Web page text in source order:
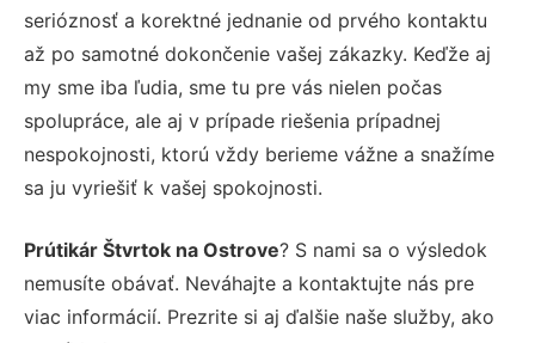
serióznosť a korektné jednanie od prvého kontaktu
až po samotné dokončenie vašej zákazky. Keďže aj
my sme iba ľudia, sme tu pre vás nielen počas
spolupráce, ale aj v prípade riešenia prípadnej
nespokojnosti, ktorú vždy berieme vážne a snažíme
sa ju vyriešiť k vašej spokojnosti.
Prútikár Štvrtok na Ostrove? S nami sa o výsledok
nemusíte obávať. Neváhajte a kontaktujte nás pre
viac informácií. Prezrite si aj ďalšie naše služby, ako